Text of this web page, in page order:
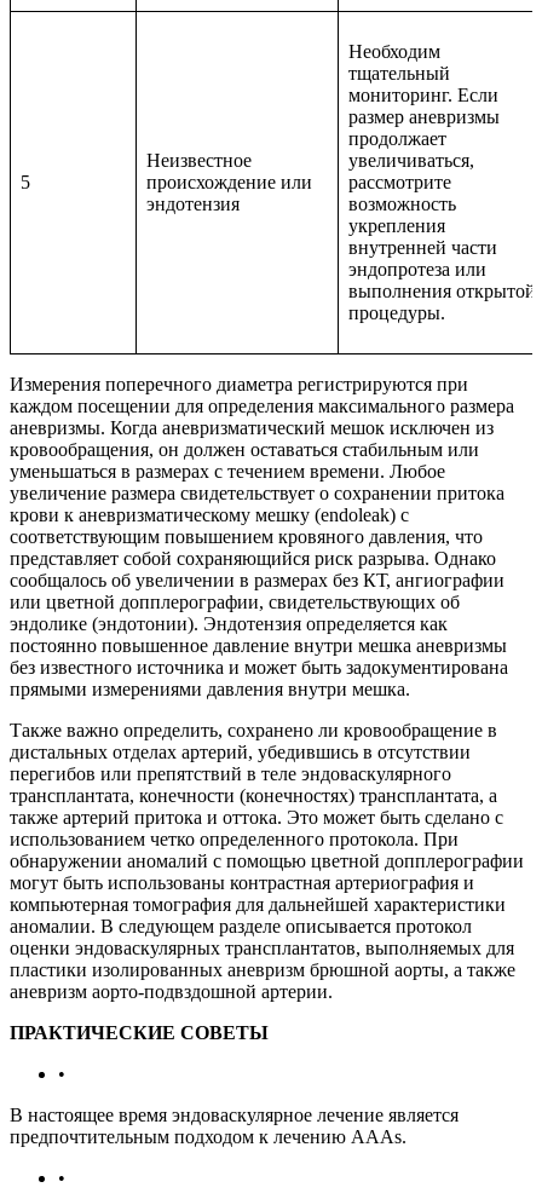
5
Неизвестное
происхождение или
эндотензия
Необходим
тщательный
мониторинг. Если
размер аневризмы
продолжает
увеличиваться,
рассмотрите
возможность
укрепления
внутренней части
эндопротеза или
выполнения открытой
процедуры.
Измерения поперечного диаметра регистрируются при
каждом посещении для определения максимального размера
аневризмы. Когда аневризматический мешок исключен из
кровообращения, он должен оставаться стабильным или
уменьшаться в размерах с течением времени. Любое
увеличение размера свидетельствует о сохранении притока
крови к аневризматическому мешку (endoleak) с
соответствующим повышением кровяного давления, что
представляет собой сохраняющийся риск разрыва. Однако
сообщалось об увеличении в размерах без КТ, ангиографии
или цветной допплерографии, свидетельствующих об
эндолике (эндотонии). Эндотензия определяется как
постоянно повышенное давление внутри мешка аневризмы
без известного источника и может быть задокументирована
прямыми измерениями давления внутри мешка.
Также важно определить, сохранено ли кровообращение в
дистальных отделах артерий, убедившись в отсутствии
перегибов или препятствий в теле эндоваскулярного
трансплантата, конечности (конечностях) трансплантата, а
также артерий притока и оттока. Это может быть сделано с
использованием четко определенного протокола. При
обнаружении аномалий с помощью цветной допплерографии
могут быть использованы контрастная артериография и
компьютерная томография для дальнейшей характеристики
аномалии. В следующем разделе описывается протокол
оценки эндоваскулярных трансплантатов, выполняемых для
пластики изолированных аневризм брюшной аорты, а также
аневризм аорто-подвздошной артерии.
ПРАКТИЧЕСКИЕ СОВЕТЫ
•
В настоящее время эндоваскулярное лечение является
предпочтительным подходом к лечению AAAs.
•